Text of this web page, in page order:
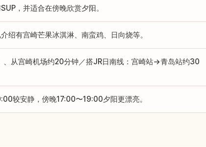
，并适合在傍晚欣赏夕阳。
绍有宫崎芒果冰淇淋、南蛮鸡、日向烧等。
、从宫崎机场约20分钟／搭JR日南线：宫崎站→青岛站约30
较安静，傍晚17:00〜19:00夕阳更漂亮。